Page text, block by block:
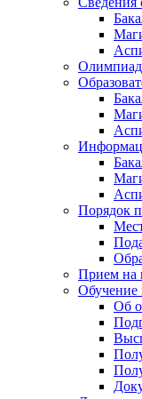
Порядок
Прием на
Обучение
Об